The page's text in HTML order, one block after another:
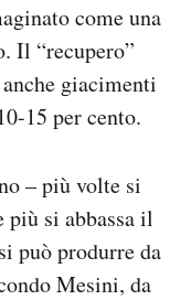
come una
Il “recupero”
giacimenti
15 per cento.
– più volte si
più si abbassa il
può produrre da
Mesini, da